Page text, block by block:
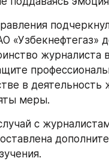
«Узбекнефтегаз»
журналиста
в деятельность
меры.
с